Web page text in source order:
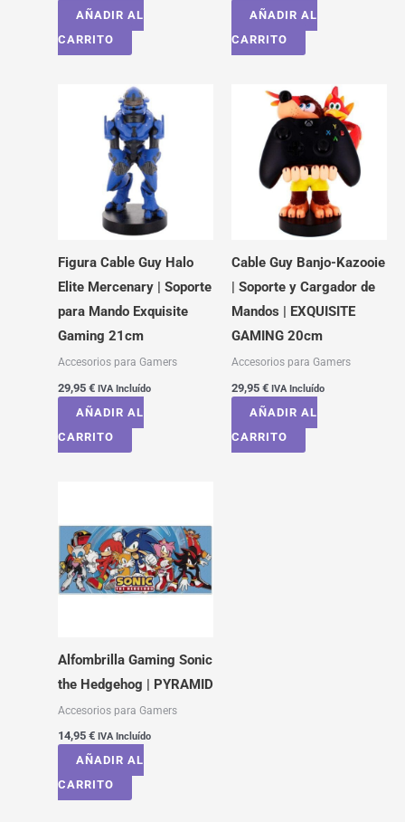
AÑADIR AL
CARRITO
AÑADIR AL
CARRITO
Figura Cable Guy Halo
Elite Mercenary | Soporte
para Mando Exquisite
Gaming 21cm
Accesorios para Gamers
29,95 € IVA Incluído
AÑADIR AL
CARRITO
Cable Guy Banjo-Kazooie
| Soporte y Cargador de
Mandos | EXQUISITE
GAMING 20cm
Accesorios para Gamers
29,95 € IVA Incluído
AÑADIR AL
CARRITO
Alfombrilla Gaming Sonic
the Hedgehog | PYRAMID
Accesorios para Gamers
14,95 € IVA Incluído
AÑADIR AL
CARRITO